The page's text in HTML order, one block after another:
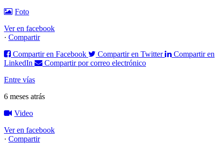
Foto
Ver en facebook
· Compartir
Compartir en Facebook
Compartir en Twitter
Compartir en
LinkedIn
Compartir por correo electrónico
Entre vías
6 meses atrás
Video
Ver en facebook
· Compartir